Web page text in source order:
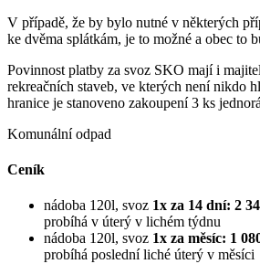
V případě, že by bylo nutné v některých
ke dvěma splátkám, je to možné a obec to
Povinnost platby za svoz SKO mají i
rekreačních staveb, ve kterých není nikdo
hranice je stanoveno zakoupení 3 ks
Komunální odpad
Ceník
nádoba 120l, svoz 1x za 14 dní: 2
probíhá v úterý v lichém týdnu
nádoba 120l, svoz 1x za měsíc: 1
probíhá poslední liché úterý v měsíci